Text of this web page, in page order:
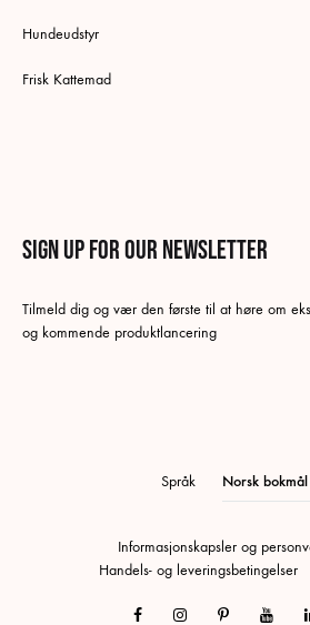
Hundeudstyr
Frisk Kattemad
Sign up for our newsletter
Tilmeld dig og vær den første til at høre om
og kommende produktlancering
FacebookInstagramPinterest
Språk Norsk bokmål
Norsk bokmål
Danish
Informasjonskapsler og
Handels- og leveringsbetingelser